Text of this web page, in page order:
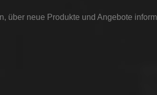
über neue Produkte und Angebote